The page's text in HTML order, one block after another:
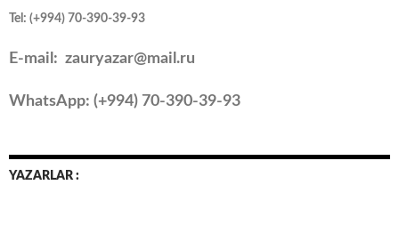
Tel: (+994) 70-390-39-93
E-mail: zauryazar@mail.ru
WhatsApp: (+994) 70-390-39-93
YAZARLAR :